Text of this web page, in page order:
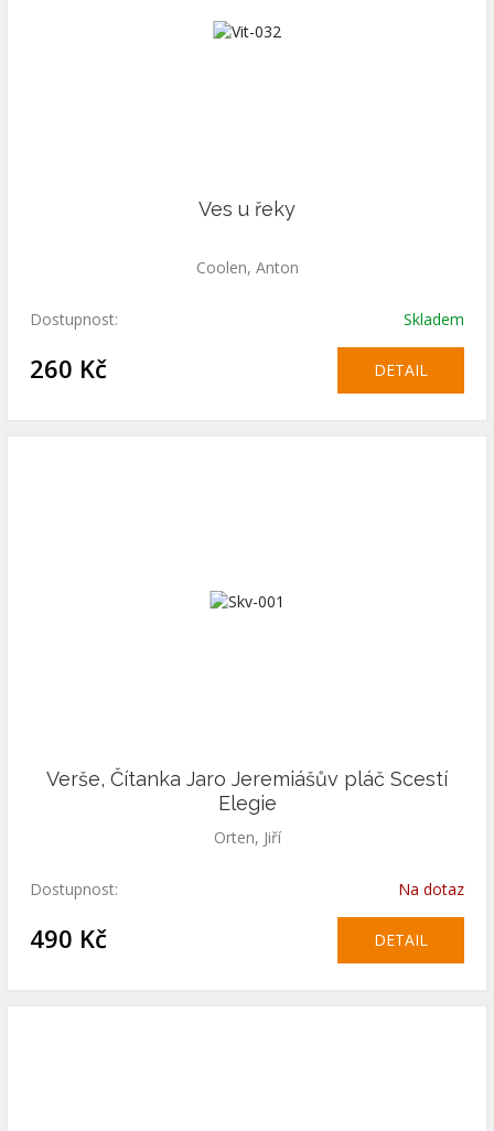
Ves u řeky
Coolen, Anton
Dostupnost: Skladem
260 Kč DETAIL
Verše, Čítanka Jaro Jeremiášův pláč Scestí
Elegie
Orten, Jiří
Dostupnost: Na dotaz
490 Kč DETAIL